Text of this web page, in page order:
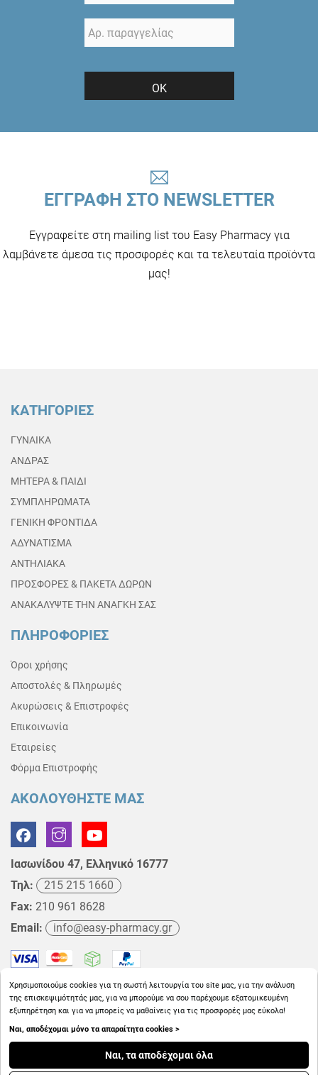
ΟΚ
ΕΓΓΡΑΦΗ ΣΤΟ NEWSLETTER
Εγγραφείτε στη mailing list του Easy Pharmacy για
λαμβάνετε άμεσα τις προσφορές και τα τελευταία προϊόντα
μας!
ΚΑΤΗΓΟΡΙΕΣ
ΓΥΝΑΙΚΑ
ΑΝΔΡΑΣ
ΜΗΤΕΡΑ & ΠΑΙΔΙ
ΣΥΜΠΛΗΡΩΜΑΤΑ
ΓΕΝΙΚΗ ΦΡΟΝΤΙΔΑ
ΑΔΥΝΑΤΙΣΜΑ
ΑΝΤΗΛΙΑΚΑ
ΠΡΟΣΦΟΡΕΣ & ΠΑΚΕΤΑ ΔΩΡΩΝ
ΑΝΑΚΑΛΥΨΤΕ ΤΗΝ ΑΝΑΓΚΗ ΣΑΣ
ΠΛΗΡΟΦΟΡΙΕΣ
Όροι χρήσης
Αποστολές & Πληρωμές
Ακυρώσεις & Επιστροφές
Επικοινωνία
Εταιρείες
Φόρμα Επιστροφής
ΑΚΟΛΟΥΘΗΣΤΕ ΜΑΣ
Ιασωνίδου 47, Ελληνικό 16777
Τηλ:
215 215 1660
Fax: 210 961 8628
Email:
info@easy-pharmacy.gr
Copyright © 2026EasyPharmacy.gr
Χρησιμοποιούμε cookies για τη σωστή λειτουργία του site μας, για την ανάλυση
της επισκεψιμότητάς μας, για να μπορούμε να σου παρέχουμε εξατομικευμένη
εξυπηρέτηση και για να μπορείς να μαθαίνεις για τις προσφορές μας εύκολα!
Ναι, αποδέχομαι μόνο τα απαραίτητα cookies >
Ναι, τα αποδέχομαι όλα